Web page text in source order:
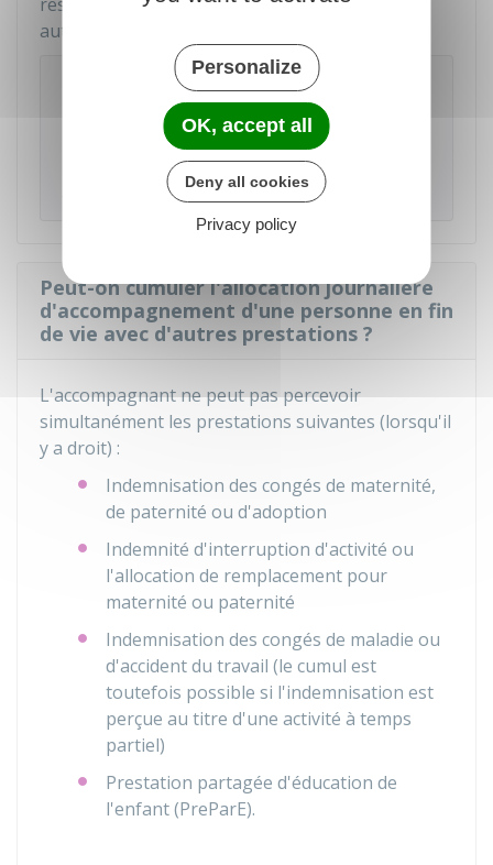
autorisés.
Ainsi, une personne peut demander le
versement de 10 jours d'allocations et une
autre peut demander à bénéficier des 11 autres
jours de versement.
Peut-on cumuler l'allocation journalière
d'accompagnement d'une personne en fin
de vie avec d'autres prestations ?
L'accompagnant ne peut pas percevoir
simultanément les prestations suivantes (lorsqu'il
y a droit) :
Indemnisation des congés de maternité,
de paternité ou d'adoption
Indemnité d'interruption d'activité ou
l'allocation de remplacement pour
maternité ou paternité
Indemnisation des congés de maladie ou
d'accident du travail (le cumul est
toutefois possible si l'indemnisation est
perçue au titre d'une activité à temps
partiel)
Prestation partagée d'éducation de
l'enfant (PreParE).
Personalize
OK, accept all
Deny all cookies
Privacy policy